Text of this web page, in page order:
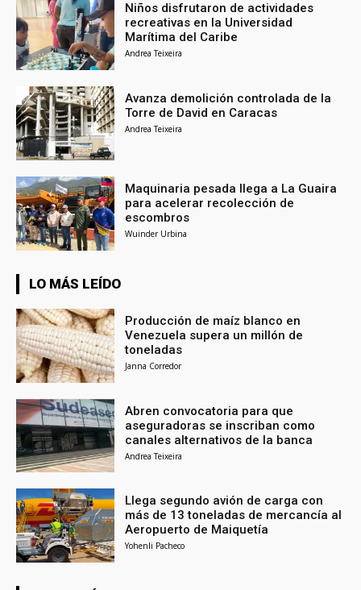
Niños disfrutaron de actividades
recreativas en la Universidad
Marítima del Caribe
Andrea Teixeira
Avanza demolición controlada de la
Torre de David en Caracas
Andrea Teixeira
Maquinaria pesada llega a La Guaira
para acelerar recolección de
escombros
Wuinder Urbina
LO MÁS LEÍDO
Producción de maíz blanco en
Venezuela supera un millón de
toneladas
Janna Corredor
Abren convocatoria para que
aseguradoras se inscriban como
canales alternativos de la banca
Andrea Teixeira
Llega segundo avión de carga con
más de 13 toneladas de mercancía al
Aeropuerto de Maiquetía
Yohenli Pacheco